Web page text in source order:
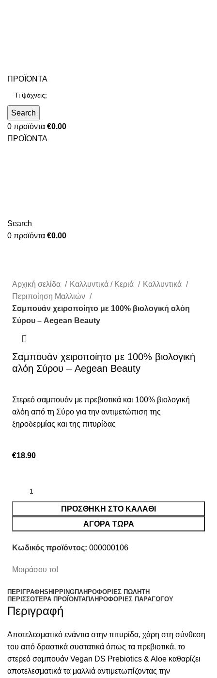
ΠΡΟΪΟΝΤΑ
Search
0 προϊόντα €0.00
ΠΡΟΪΟΝΤΑ
Search
0 προϊόντα €0.00
Αρχική σελίδα Καλλυντικά / Κεριά
Καλλυντικά
Περιποίηση Μαλλιών
Σαμπουάν χειροποίητο με 100% βιολογική αλόη
Σύρου – Aegean Beauty
Σαμπουάν χειροποίητο με 100% βιολογική
αλόη Σύρου – Aegean Beauty
Στερεό σαμπουάν με πρεβιοτικά και 100% βιολογική
αλόη από τη Σύρο για την αντιμετώπιση της
ξηροδερμίας και της πιτυρίδας
€18.90
ΠΡΟΣΘΉΚΗ ΣΤΟ ΚΑΛΆΘΙ
ΑΓΟΡΑ ΤΩΡΑ
Κωδικός προϊόντος: 000000106
Μοιράσου το!
ΠΕΡΙΓΡΑΦΉSHIPPINGΠΛΗΡΟΦΟΡΊΕΣ ΠΩΛΗΤΉ
ΠΕΡΙΣΣΌΤΕΡΑ ΠΡΟΪΌΝΤΑΠΛΗΡΟΦΟΡΙΕΣ ΠΑΡΑΓΩΓΟΥ
Περιγραφή
Αποτελεσματικό ενάντια στην πιτυρίδα, χάρη στη σύνθεση
του από δραστικά συστατικά όπως τα πρεβιοτικά, το
στερεό σαμπουάν Vegan DS Prebiotics & Aloe καθαρίζει
αποτελεσματικά τα μαλλιά αντιμετωπίζοντας την